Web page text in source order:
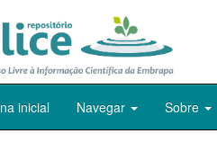
inicial Navegar Sobre